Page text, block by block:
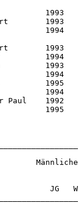
1993
1993
Jan
Männliche
JG